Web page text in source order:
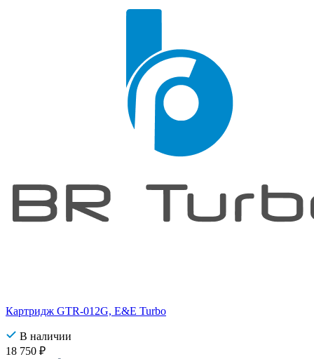
Картридж GTR-012G, E&E Turbo
В наличии
18 750 ₽